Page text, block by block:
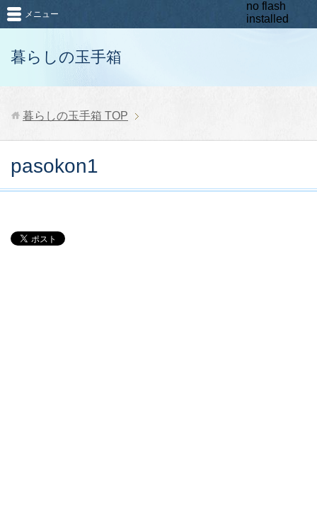
暮らしの玉手箱
メニュー
暮らしの玉手箱 TOP
pasokon1
no flash
installed